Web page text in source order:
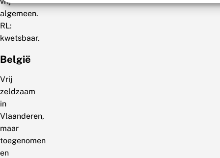
algemeen.
RL:
kwetsbaar.
België
Vrij
zeldzaam
in
Vlaanderen,
maar
toegenomen
en